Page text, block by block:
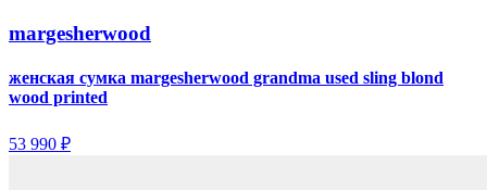
margesherwood
женская сумка margesherwood grandma used sling blond
wood printed
53 990 ₽